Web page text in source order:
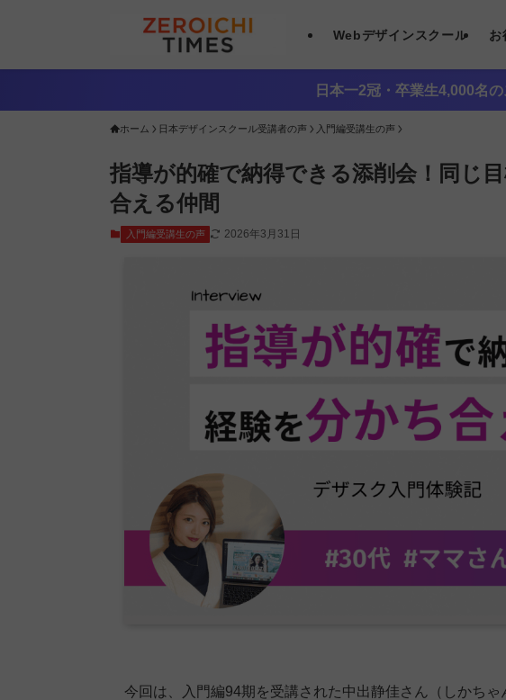
Webデザインスクール お
日本一2冠・卒業生4,000名
ホーム 日本デザインスクール受講者の声 入門編受講生の声
指導が的確で納得できる添削会！同じ
合える仲間
入門編受講生の声 2026年3月31日
今回は、入門編94期を受講された中出静佳さん（しかちゃ